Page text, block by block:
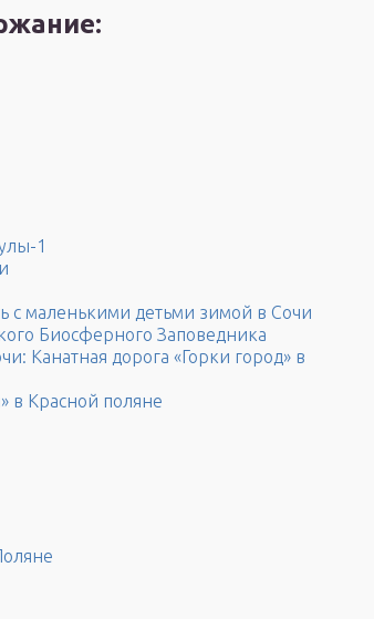
1
с маленькими детьми зимой в Сочи
Биосферного Заповедника
Канатная дорога «Горки город» в
в Красной поляне